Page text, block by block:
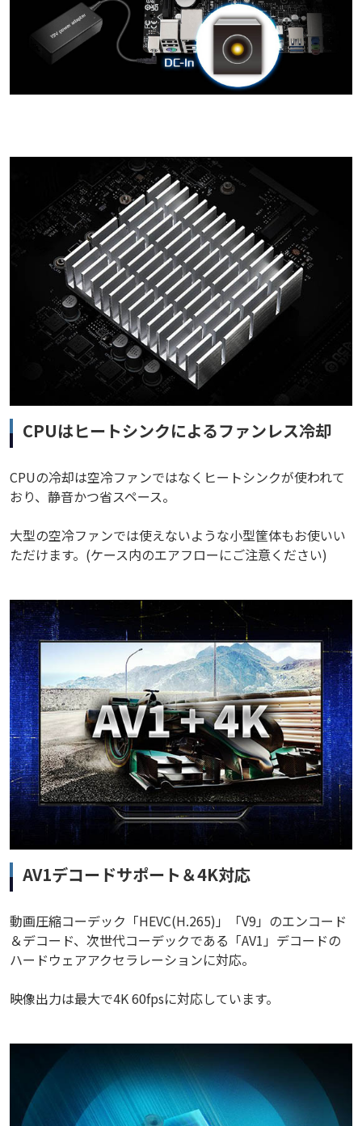
CPUはヒートシンクによるファンレス冷却
CPUの冷却は空冷ファンではなくヒートシンクが使われて
おり、静音かつ省スペース。
大型の空冷ファンでは使えないような小型筐体もお使いい
ただけます。(ケース内のエアフローにご注意ください)
AV1デコードサポート＆4K対応
動画圧縮コーデック「HEVC(H.265)」「V9」のエンコード
＆デコード、次世代コーデックである「AV1」デコードの
ハードウェアアクセラレーションに対応。
映像出力は最大で4K 60fpsに対応しています。